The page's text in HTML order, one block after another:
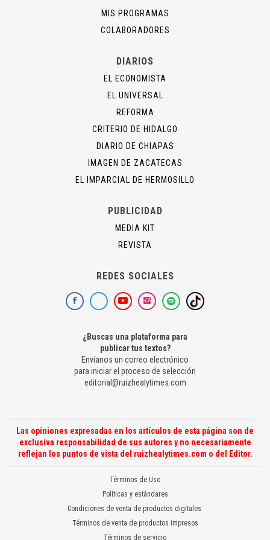
MIS PROGRAMAS
COLABORADORES
DIARIOS
EL ECONOMISTA
EL UNIVERSAL
REFORMA
CRITERIO DE HIDALGO
DIARIO DE CHIAPAS
IMAGEN DE ZACATECAS
EL IMPARCIAL DE HERMOSILLO
PUBLICIDAD
MEDIA KIT
REVISTA
REDES SOCIALES
¿Buscas una plataforma para
publicar tus textos?
Envíanos un correo electrónico
para iniciar el proceso de selección
editorial@ruizhealytimes.com
Las opiniones expresadas en los artículos de esta página son de
exclusiva responsabilidad de sus autores y no necesariamente
reflejan los puntos de vista del ruizhealytimes.com o del Editor.
Términos de Uso
Políticas y estándares
Condiciones de venta de productos digitales
Términos de venta de productos impresos
Términos de servicio